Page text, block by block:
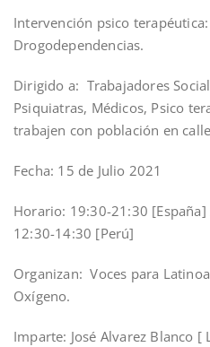
Intervención psico
Drogodependencias.
Dirigido a: Trabajadores
Psiquiatras, Médicos, Psico
trabajen con población en
Fecha: 15 de Julio 2021
Horario: 19:30-21:30
12:30-14:30 [Perú]
Organizan: Voces para
Oxígeno.
Imparte: José Alvarez Blanco [